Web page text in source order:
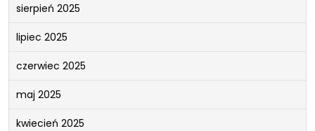
sierpień 2025
lipiec 2025
czerwiec 2025
maj 2025
kwiecień 2025